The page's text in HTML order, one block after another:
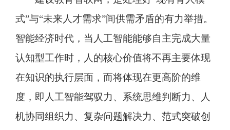
式”与“未来人才需求”间供需矛盾的有力举措。
智能经济时代，当人工智能能够自主完成大量
认知型工作时，人的核心价值将不再主要体现
在知识的执行层面，而将体现在更高阶的维
度，即人工智能驾驭力、系统思维判断力、人
机协同组织力、复杂问题解决力、范式突破创